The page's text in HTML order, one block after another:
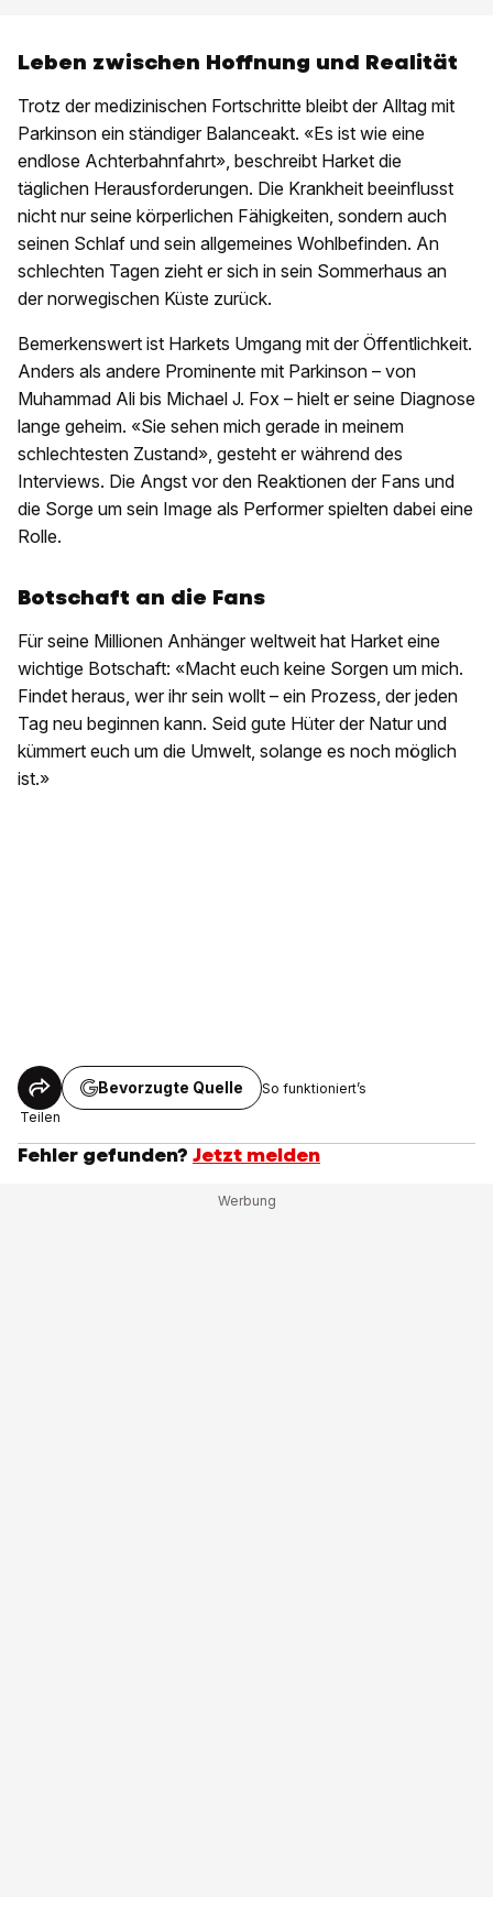
Leben zwischen Hoffnung und Realität
Trotz der medizinischen Fortschritte bleibt der Alltag mit
Parkinson ein ständiger Balanceakt. «Es ist wie eine
endlose Achterbahnfahrt», beschreibt Harket die
täglichen Herausforderungen. Die Krankheit beeinflusst
nicht nur seine körperlichen Fähigkeiten, sondern auch
seinen Schlaf und sein allgemeines Wohlbefinden. An
schlechten Tagen zieht er sich in sein Sommerhaus an
der norwegischen Küste zurück.
Bemerkenswert ist Harkets Umgang mit der Öffentlichkeit.
Anders als andere Prominente mit Parkinson – von
Muhammad Ali bis Michael J. Fox – hielt er seine Diagnose
lange geheim. «Sie sehen mich gerade in meinem
schlechtesten Zustand», gesteht er während des
Interviews. Die Angst vor den Reaktionen der Fans und
die Sorge um sein Image als Performer spielten dabei eine
Rolle.
Botschaft an die Fans
Für seine Millionen Anhänger weltweit hat Harket eine
wichtige Botschaft: «Macht euch keine Sorgen um mich.
Findet heraus, wer ihr sein wollt – ein Prozess, der jeden
Tag neu beginnen kann. Seid gute Hüter der Natur und
kümmert euch um die Umwelt, solange es noch möglich
ist.»
Teilen
Bevorzugte Quelle So funktioniert’s
Fehler gefunden? Jetzt melden